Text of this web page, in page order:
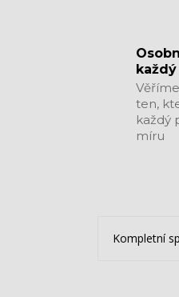
ten,
každý
míru
Kompletní